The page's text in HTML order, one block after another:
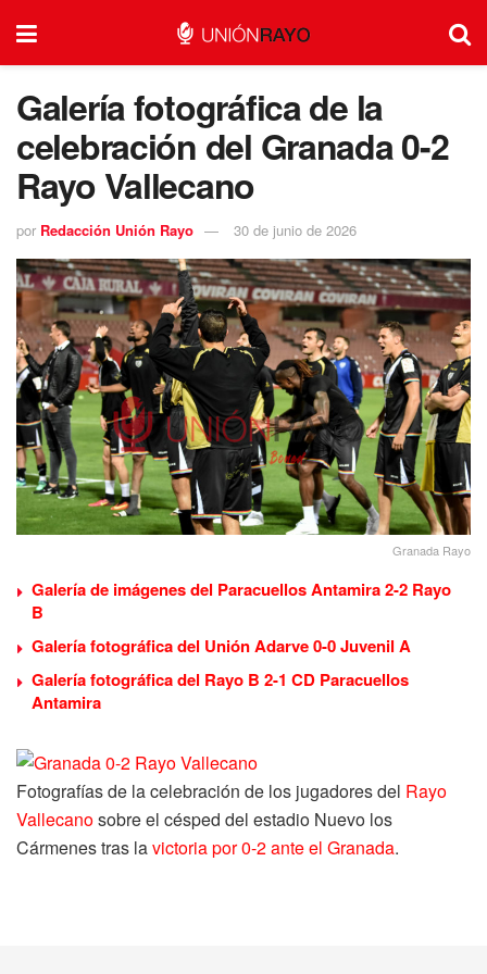
Galería fotográfica de la
celebración del Granada 0-2
Rayo Vallecano
por Redacción Unión Rayo 30 de junio de 2026
Granada Rayo
Galería de imágenes del Paracuellos Antamira 2-2 Rayo
B
Galería fotográfica del Unión Adarve 0-0 Juvenil A
Galería fotográfica del Rayo B 2-1 CD Paracuellos
Antamira
Fotografías de la celebración de los jugadores del Rayo
Vallecanosobre el césped del estadio Nuevo los
Cármenes tras lavictoria por 0-2 ante el Granada.